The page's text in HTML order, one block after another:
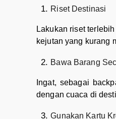
Riset Destinasi
Lakukan riset
kejutan yang kurang
Bawa Barang
Ingat, sebagai
dengan cuaca di
Gunakan Kartu